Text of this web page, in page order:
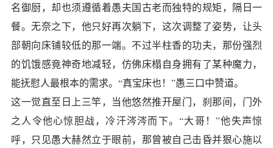
名御厨，却也须遵循着愚夫国古老而独特的规矩，隔日一
餐。无奈之下，他只好再次躺下，这次调整了姿势，让头
部朝向床铺较低的那一端。不过半柱香的功夫，那份强烈
的饥饿感竟神奇地减轻，仿佛床榻自身拥有了某种魔力，
能抚慰人最根本的需求。“真宝床也！”愚三口中赞道。
这一觉直至日上三竿，当他悠然推开屋门，刹那间，门外
之人令他心惊胆战，冷汗涔涔而下。“大哥！”他失声惊
呼，只见愚大赫然立于眼前，那曾被自己击昏并狠心施以